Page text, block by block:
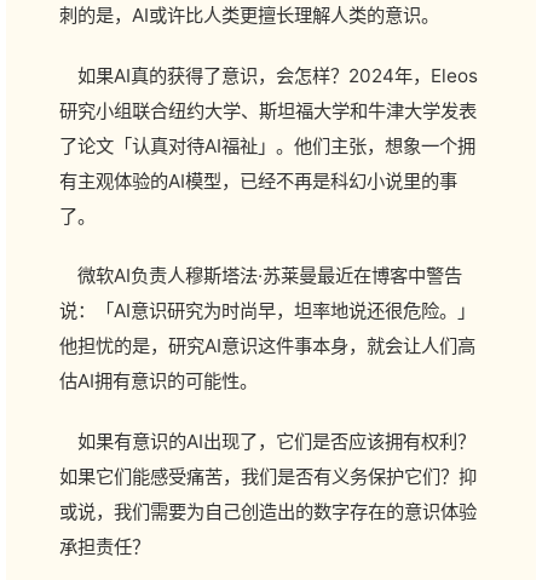
刺的是，AI或许比人类更擅长理解人类的意识。
如果AI真的获得了意识，会怎样？2024年，Eleos
研究小组联合纽约大学、斯坦福大学和牛津大学发表
了论文「认真对待AI福祉」。他们主张，想象一个拥
有主观体验的AI模型，已经不再是科幻小说里的事
了。
微软AI负责人穆斯塔法·苏莱曼最近在博客中警告
说：「AI意识研究为时尚早，坦率地说还很危险。」
他担忧的是，研究AI意识这件事本身，就会让人们高
估AI拥有意识的可能性。
如果有意识的AI出现了，它们是否应该拥有权利？
如果它们能感受痛苦，我们是否有义务保护它们？抑
或说，我们需要为自己创造出的数字存在的意识体验
承担责任？